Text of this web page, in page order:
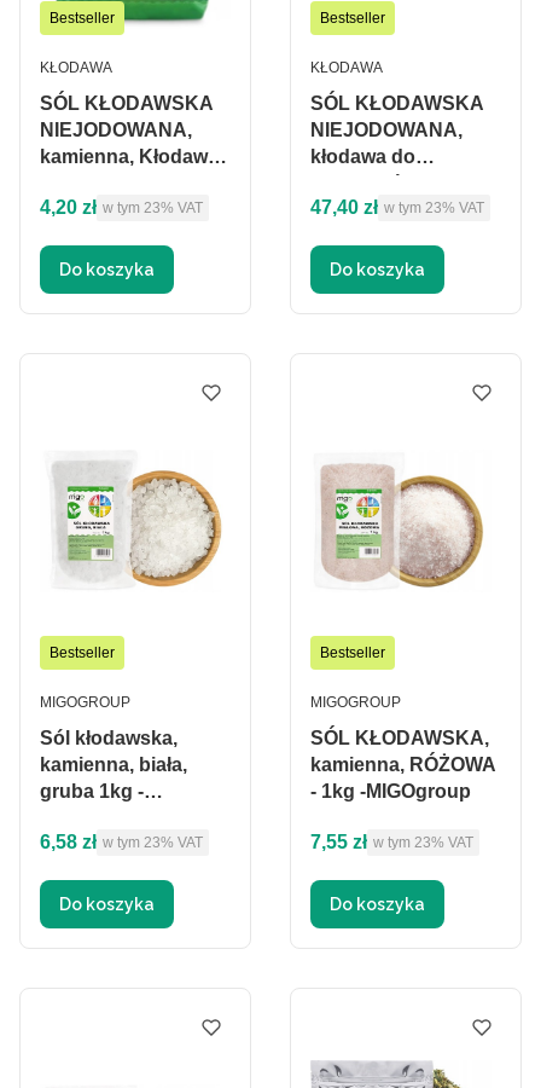
Bestseller
SÓL KŁODAWSKA
NIEJODOWANA,
kamienna, Kłodawa -
PRODUCENT
KŁODAWA
Cena brutto
4,20 zł w tym %s VAT
w tym 23% VAT
Do koszyka
Bestseller
SÓL KŁODAWSKA
NIEJODOWANA,
kłodawa do
PRODUCENT
KŁODAWA
Cena brutto
47,40 zł w tym %s VAT
w tym 23% VAT
Do koszyka
Bestseller
Sól kłodawska,
kamienna, biała,
gruba 1kg -
PRODUCENT
MIGOGROUP
Cena brutto
6,58 zł w tym %s VAT
w tym 23% VAT
Do koszyka
Bestseller
SÓL KŁODAWSKA,
kamienna, RÓŻOWA
- 1kg -MIGOgroup
PRODUCENT
MIGOGROUP
Cena brutto
7,55 zł w tym %s VAT
w tym 23% VAT
Do koszyka